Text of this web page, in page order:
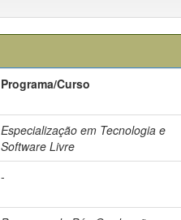
Programa/Curso
Especialização em Tecnologia e
Software Livre
-